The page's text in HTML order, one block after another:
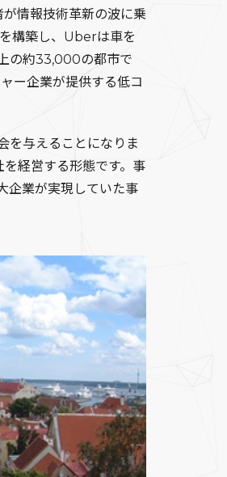
情報技術革新の波に乗
構築し、Uberは車を
の約33,000の都市で
ー企業が提供する低コ
を与えることになりま
を経営する形態です。事
企業が実現していた事